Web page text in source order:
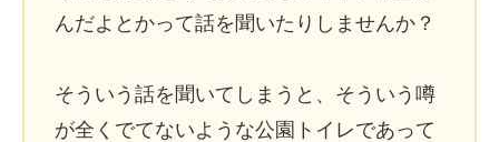
んだよとかって話を聞いたりしませんか？
そういう話を聞いてしまうと、そういう噂
が全くでてないような公園トイレであって